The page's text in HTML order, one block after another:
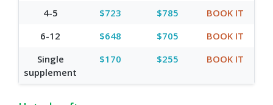
4-5
$723 $785
BOOK IT
6-12
$648 $705
BOOK IT
Single
supplement
$170 $255 BOOK IT